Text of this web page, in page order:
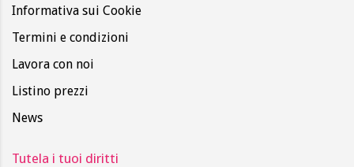
Informativa sui Cookie
Termini e condizioni
Lavora con noi
Listino prezzi
News
Tutela i tuoi diritti